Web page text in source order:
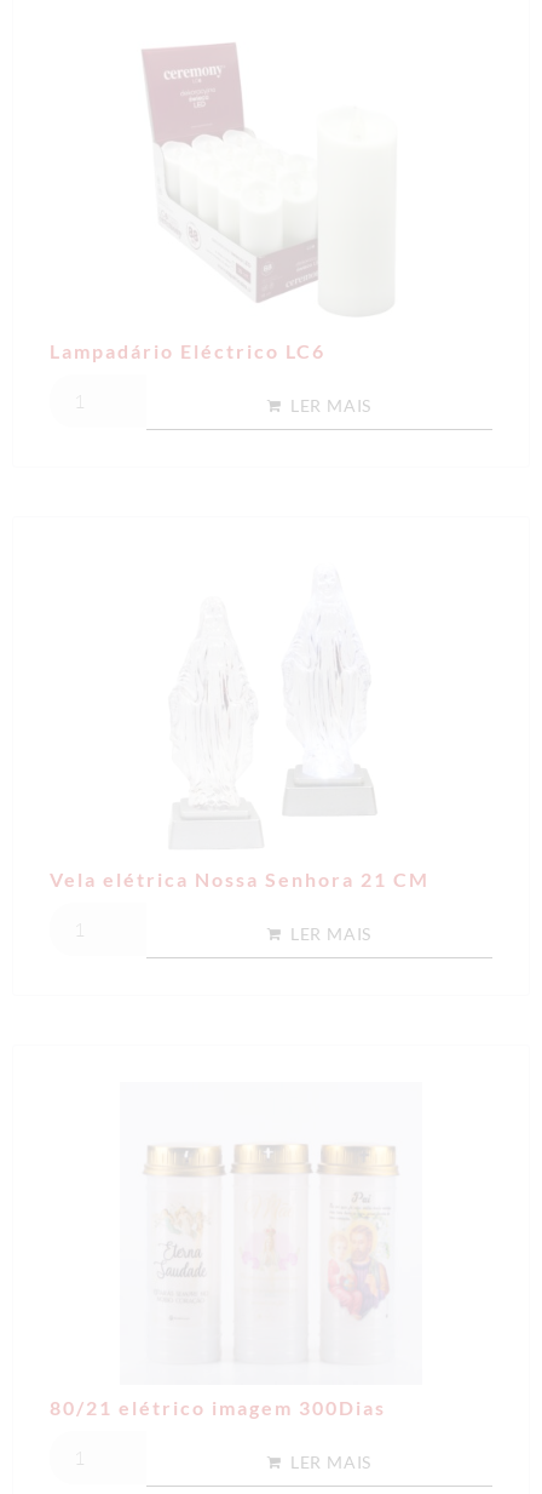
Lampadário Eléctrico LC6
LER MAIS
Vela elétrica Nossa Senhora 21 CM
LER MAIS
80/21 elétrico imagem 300Dias
LER MAIS